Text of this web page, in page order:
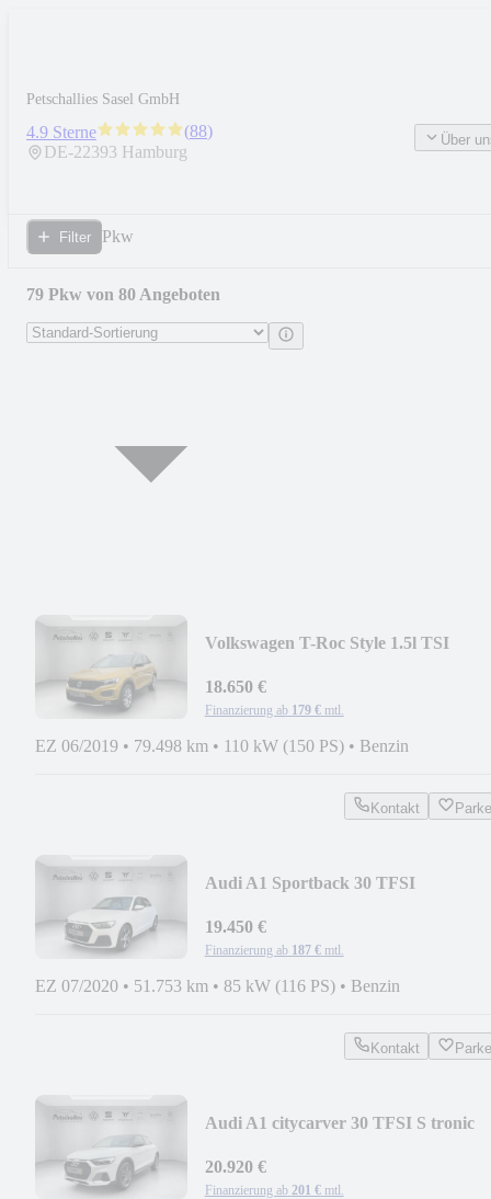
Petschallies Sasel GmbH
4.9 Sterne (88)
DE-22393 Hamburg
Über
Filter Pkw
79 Pkw von 80 Angeboten
Volkswagen T-Roc Style 1.5l TSI
18.650 €
Finanzierung ab 179 € mtl.
EZ 06/2019 • 79.498 km • 110 kW (150 PS) • Benzin
Kontakt
Audi A1 Sportback 30 TFSI
19.450 €
Finanzierung ab 187 € mtl.
EZ 07/2020 • 51.753 km • 85 kW (116 PS) • Benzin
Kontakt
Audi A1 citycarver 30 TFSI S tronic
20.920 €
Finanzierung ab 201 € mtl.